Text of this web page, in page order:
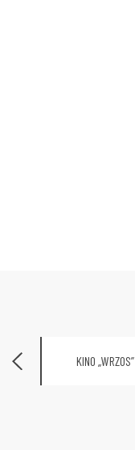
KINO „WRZOS”